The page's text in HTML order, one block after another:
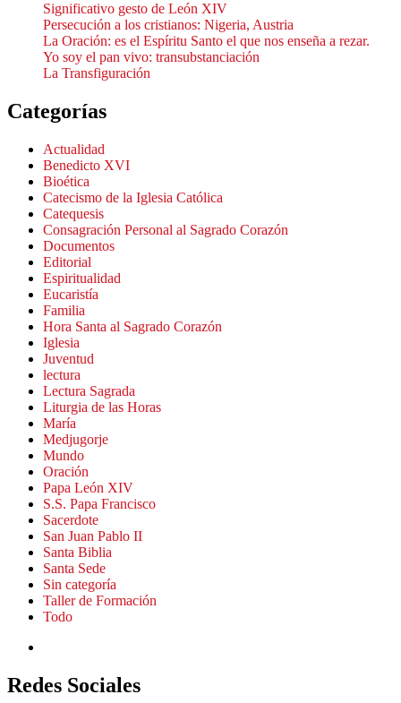
Significativo gesto de León XIV
Persecución a los cristianos: Nigeria, Austria
La Oración: es el Espíritu Santo el que nos enseña a rezar.
Yo soy el pan vivo: transubstanciación
La Transfiguración
Categorías
Actualidad
Benedicto XVI
Bioética
Catecismo de la Iglesia Católica
Catequesis
Consagración Personal al Sagrado Corazón
Documentos
Editorial
Espiritualidad
Eucaristía
Familia
Hora Santa al Sagrado Corazón
Iglesia
Juventud
lectura
Lectura Sagrada
Liturgia de las Horas
María
Medjugorje
Mundo
Oración
Papa León XIV
S.S. Papa Francisco
Sacerdote
San Juan Pablo II
Santa Biblia
Santa Sede
Sin categoría
Taller de Formación
Todo
Redes Sociales